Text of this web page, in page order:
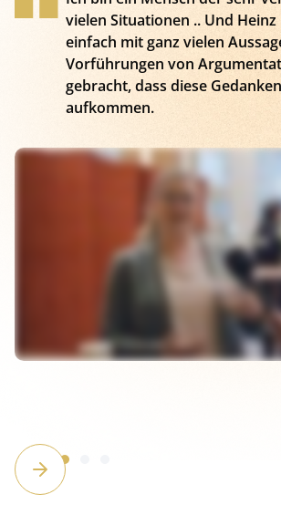
"Ich habe mich für das
weil Prozesse und
Unternehmen
merken war, war für
Und dann auch den
umsetze. "
Slide 4 of 5.